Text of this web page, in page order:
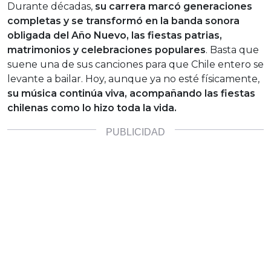
Durante décadas, su carrera marcó generaciones
completas y se transformó en la banda sonora
obligada del Año Nuevo, las fiestas patrias,
matrimonios y celebraciones populares. Basta que
suene una de sus canciones para que Chile entero se
levante a bailar. Hoy, aunque ya no esté físicamente,
su música continúa viva, acompañando las fiestas
chilenas como lo hizo toda la vida.